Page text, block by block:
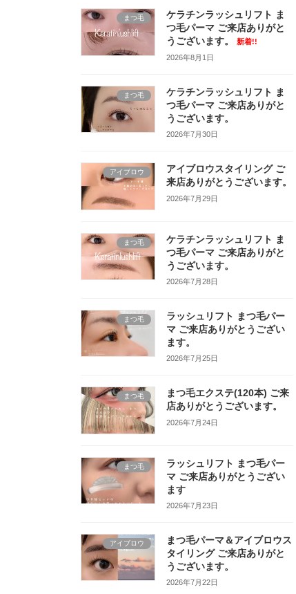
まつ毛
ケラチンラッシュリフト ま
つ毛パーマ ご来店ありがと
うございます。
新着!!
2026年8月1日
まつ毛
ケラチンラッシュリフト ま
つ毛パーマ ご来店ありがと
うございます。
2026年7月30日
アイブロウ
アイブロウスタイリング ご
来店ありがとうございます。
2026年7月29日
まつ毛
ケラチンラッシュリフト ま
つ毛パーマ ご来店ありがと
うございます。
2026年7月28日
まつ毛
ラッシュリフト まつ毛パー
マ ご来店ありがとうござい
ます。
2026年7月25日
まつ毛
まつ毛エクステ(120本) ご来
店ありがとうございます。
2026年7月24日
まつ毛
ラッシュリフト まつ毛パー
マ ご来店ありがとうござい
ます
2026年7月23日
アイブロウ
まつ毛パーマ＆アイブロウス
タイリング ご来店ありがと
うございます。
2026年7月22日